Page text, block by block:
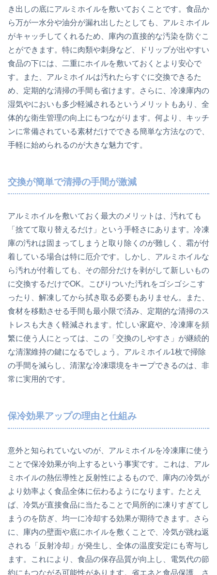
き出しの底にアルミホイルを敷いておくことです。食品か
ら万が一水分や油分が漏れ出したとしても、アルミホイル
がキャッチしてくれるため、庫内の直接的な汚染を防ぐこ
とができます。特に肉類や刺身など、ドリップが出やすい
食品の下には、二重にホイルを敷いておくとより安心で
す。また、アルミホイルは汚れたらすぐに交換できるた
め、定期的な清掃の手間も省けます。さらに、冷凍庫内の
湿気やにおいも多少軽減されるというメリットもあり、全
体的な衛生管理の向上にもつながります。何より、キッチ
ンに常備されている素材だけでできる簡単な方法なので、
手軽に始められるのが大きな魅力です。
交換が簡単で清掃の手間が激減
アルミホイルを敷いておく最大のメリットは、汚れても
「捨てて取り替えるだけ」という手軽さにあります。冷凍
庫の汚れは固まってしまうと取り除くのが難しく、霜が付
着している場合は特に厄介です。しかし、アルミホイルな
ら汚れが付着しても、その部分だけを剥がして新しいもの
に交換するだけでOK。こびりついた汚れをゴシゴシこす
ったり、解凍してから拭き取る必要もありません。また、
食材を移動させる手間も最小限で済み、定期的な清掃のス
トレスも大きく軽減されます。忙しい家庭や、冷凍庫を頻
繁に使う人にとっては、この「交換のしやすさ」が継続的
な清潔維持の鍵になるでしょう。アルミホイル1枚で掃除
の手間を減らし、清潔な冷凍環境をキープできるのは、非
常に実用的です。
保冷効果アップの理由と仕組み
意外と知られていないのが、アルミホイルを冷凍庫に使う
ことで保冷効果が向上するという事実です。これは、アル
ミホイルの熱伝導性と反射性によるもので、庫内の冷気が
より効率よく食品全体に伝わるようになります。たとえ
ば、冷気が直接食品に当たることで局所的に凍りすぎてし
まうのを防ぎ、均一に冷却する効果が期待できます。さら
に、庫内の壁面や底にホイルを敷くことで、冷気が跳ね返
される「反射冷却」が発生し、全体の温度安定にも寄与し
ます。これにより、食品の保存品質が向上し、電気代の節
約にもつながる可能性があります。省エネと食品保護、さ